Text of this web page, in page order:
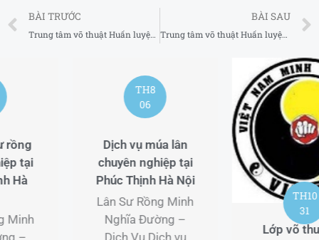
Prev
BÀI TRƯỚC
Trung tâm võ thuật Huấn luyện viên MMA uy tín tại Bình Tân TP Hồ Chí Minh
BÀI SAU
Trung tâm võ thuật Huấn luyện viên MMA uy tín tại Gò Vấp TP Hồ Chí Minh
Lớp võ thuật Sự
TH8
06
Đoàn lân sư rồng
chuyên nghiệp tại
Phúc Lợi Hà Nội
Lân Sư Rồng Minh
Dịch Vụ Đoàn lân